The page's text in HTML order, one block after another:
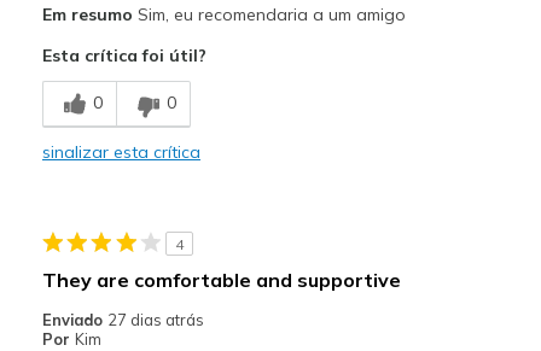
Breathe Well
Comfortable
Melhores utilizações
Em resumo Sim, eu recomendaria a um amigo
Esta crítica foi útil?
0 0
sinalizar esta crítica
4
They are comfortable and supportive
Enviado 27 dias atrás
Por Kim